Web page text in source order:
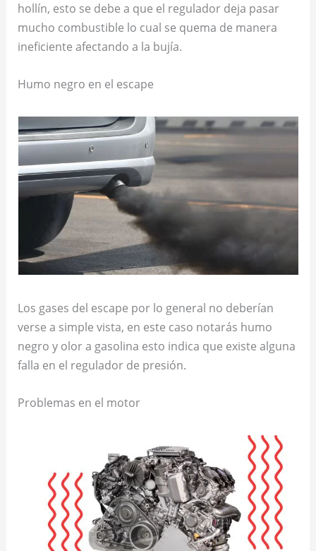
hollín, esto se debe a que el regulador deja pasar
mucho combustible lo cual se quema de manera
ineficiente afectando a la bujía.
Humo negro en el escape
Los gases del escape por lo general no deberían
verse a simple vista, en este caso notarás humo
negro y olor a gasolina esto indica que existe alguna
falla en el regulador de presión.
Problemas en el motor